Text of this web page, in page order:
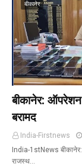
बीकानेर
बीकानेर: ऑपरेशन
बरामद
India-Firstnews
India-1stNews बीकानेर:
राजस्थ…